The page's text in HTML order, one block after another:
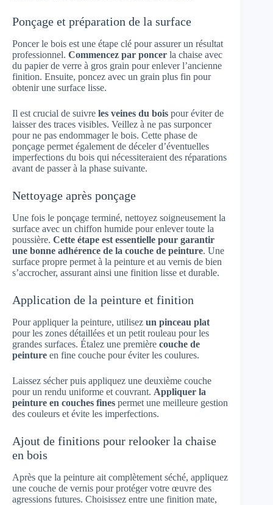
Ponçage et préparation de la surface
Poncer le bois est une étape clé pour assurer un résultat
professionnel. Commencez par poncer la chaise avec
du papier de verre à gros grain pour enlever l’ancienne
finition. Ensuite, poncez avec un grain plus fin pour
obtenir une surface lisse.
Il est crucial de suivre les veines du bois pour éviter de
laisser des traces visibles. Veillez à ne pas surponcer
pour ne pas endommager le bois. Cette phase de
ponçage permet également de déceler d’éventuelles
imperfections du bois qui nécessiteraient des réparations
avant de passer à la phase suivante.
Nettoyage après ponçage
Une fois le ponçage terminé, nettoyez soigneusement la
surface avec un chiffon humide pour enlever toute la
poussière. Cette étape est essentielle pour garantir
une bonne adhérence de la couche de peinture. Une
surface propre permet à la peinture et au vernis de bien
s’accrocher, assurant ainsi une finition lisse et durable.
Application de la peinture et finition
Pour appliquer la peinture, utilisez un pinceau plat
pour les zones détaillées et un petit rouleau pour les
grandes surfaces. Étalez une première couche de
peinture en fine couche pour éviter les coulures.
Laissez sécher puis appliquez une deuxième couche
pour un rendu uniforme et couvrant. Appliquer la
peinture en couches fines permet une meilleure gestion
des couleurs et évite les imperfections.
Ajout de finitions pour relooker la chaise
en bois
Après que la peinture ait complètement séché, appliquez
une couche de vernis pour protéger votre œuvre des
agressions futures. Choisissez entre une finition mate,